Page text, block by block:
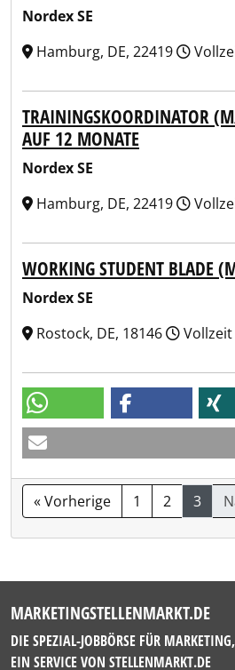
Nordex SE
Hamburg, DE, 22419
TRAININGSKOORDINATOR
AUF 12 MONATE
Nordex SE
Hamburg, DE, 22419
WORKING STUDENT BLADE
Nordex SE
Rostock, DE, 18146
Vollzeit
« Vorherige 1 2 3
MARKETINGSTELLENMARKT.DE
DIE SPEZIAL-JOBBÖRSE FÜR
EIN SERVICE VON STELLENMARKT.DE